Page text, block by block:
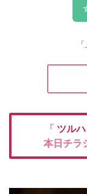
「
「 ツル
本日チラ